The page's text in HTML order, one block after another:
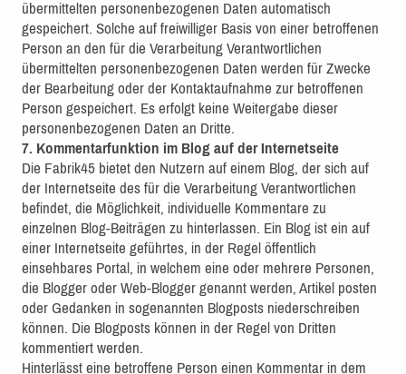
übermittelten personenbezogenen Daten automatisch
gespeichert. Solche auf freiwilliger Basis von einer betroffenen
Person an den für die Verarbeitung Verantwortlichen
übermittelten personenbezogenen Daten werden für Zwecke
der Bearbeitung oder der Kontaktaufnahme zur betroffenen
Person gespeichert. Es erfolgt keine Weitergabe dieser
personenbezogenen Daten an Dritte.
7. Kommentarfunktion im Blog auf der Internetseite
Die Fabrik45 bietet den Nutzern auf einem Blog, der sich auf
der Internetseite des für die Verarbeitung Verantwortlichen
befindet, die Möglichkeit, individuelle Kommentare zu
einzelnen Blog-Beiträgen zu hinterlassen. Ein Blog ist ein auf
einer Internetseite geführtes, in der Regel öffentlich
einsehbares Portal, in welchem eine oder mehrere Personen,
die Blogger oder Web-Blogger genannt werden, Artikel posten
oder Gedanken in sogenannten Blogposts niederschreiben
können. Die Blogposts können in der Regel von Dritten
kommentiert werden.
Hinterlässt eine betroffene Person einen Kommentar in dem